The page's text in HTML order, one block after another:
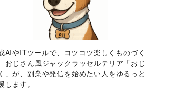
AIやITツールで、コツコツ楽しくものづく
おじさん風ジャックラッセルテリア「おじ
」が、副業や発信を始めたい人をゆるっと
します。